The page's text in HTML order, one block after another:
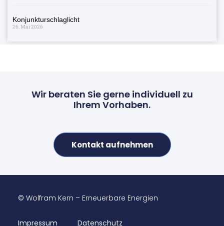
Konjunkturschlaglicht
26. Mai 2026
Wir beraten Sie gerne individuell zu
Ihrem Vorhaben.
Kontakt aufnehmen
© Wolfram Kern – Erneuerbare Energien
Impressum Datenschutz